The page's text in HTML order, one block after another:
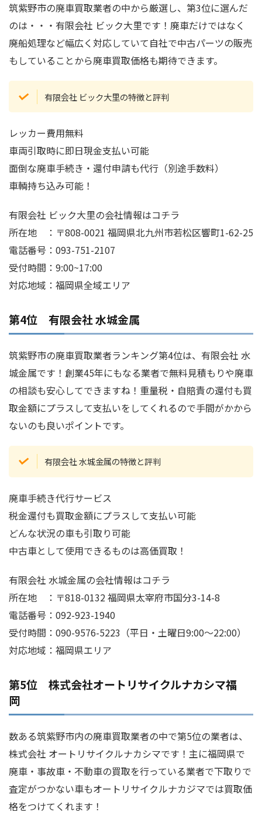
筑紫野市の廃車買取業者の中から厳選し、第3位に選んだ
のは・・・有限会社 ビック大里です！廃車だけではなく
廃船処理など幅広く対応していて自社で中古パーツの販売
もしていることから廃車買取価格も期待できます。
有限会社 ビック大里の特徴と評判
レッカー費用無料
車両引取時に即日現金支払い可能
面倒な廃車手続き・還付申請も代行（別途手数料）
車輌持ち込み可能！
有限会社 ビック大里の会社情報はコチラ
所在地 ：〒808-0021 福岡県北九州市若松区響町1-62-25
電話番号：093-751-2107
受付時間：9:00~17:00
対応地域：福岡県全域エリア
第4位 有限会社 水城金属
筑紫野市の廃車買取業者ランキング第4位は、有限会社 水
城金属です！創業45年にもなる業者で無料見積もりや廃車
の相談も安心してできますね！重量税・自賠責の還付も買
取金額にプラスして支払いをしてくれるので手間がかから
ないのも良いポイントです。
有限会社 水城金属の特徴と評判
廃車手続き代行サービス
税金還付も買取金額にプラスして支払い可能
どんな状況の車も引取り可能
中古車として使用できるものは高価買取！
有限会社 水城金属の会社情報はコチラ
所在地 ：〒818-0132 福岡県太宰府市国分3-14-8
電話番号：092-923-1940
受付時間：090-9576-5223（平日・土曜日9:00～22:00）
対応地域：福岡県エリア
第5位 株式会社オートリサイクルナカシマ福
岡
数ある筑紫野市内の廃車買取業者の中で第5位の業者は、
株式会社 オートリサイクルナカシマです！主に福岡県で
廃車・事故車・不動車の買取を行っている業者で下取りで
査定がつかない車もオートリサイクルナカジマでは買取価
格をつけてくれます！